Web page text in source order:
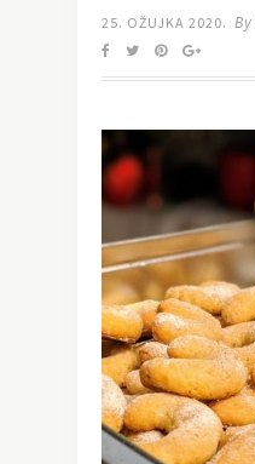
25. OŽUJKA 2020. By